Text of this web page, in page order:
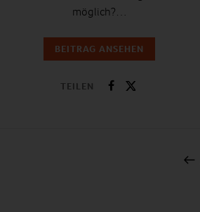
möglich?…
BEITRAG ANSEHEN
TEILEN